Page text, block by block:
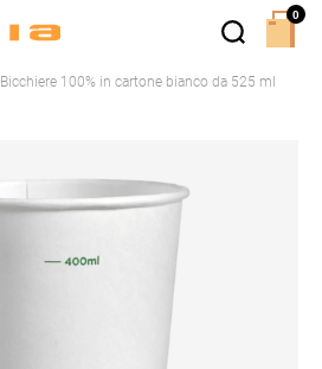
Bicchiere 100% in cartone bianco da 525 ml
0